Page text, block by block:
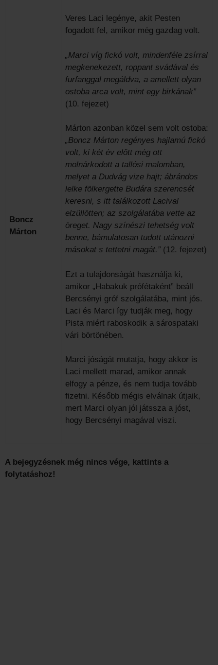
Boncz
Márton
Veres Laci legénye, akit Pesten
fogadott fel, amikor még gazdag volt.
„Marci víg fickó volt, mindenféle zsírral
megkenekezett, roppant svádával és
furfanggal megáldva, a amellett olyan
ostoba arca volt, mint egy birkának”
(10. fejezet)
Márton azonban közel sem volt ostoba:
„Boncz Márton regényes hajlamú fickó
volt, ki két év előtt még ott
molnárkodott a tallósi malomban,
melyet a Dudvág vize hajt; ábrándos
lelke fölkergette Budára szerencsét
keresni, s itt találkozott Lacival
elzüllötten; az szolgálatába vette az
öreget. Nagy színészi tehetség volt
benne, bámulatosan tudott utánozni
másokat s tettetni magát.” (12. fejezet)
Ezt a tulajdonságát használja ki,
amikor „Habakuk prófétaként” beáll
Bercsényi gróf szolgálatába, mint jós.
Laci és Marci így tudják meg, hogy
Pista miért raboskodik a sárospataki
vári börtönében.
Marci jóságát mutatja, hogy akkor is
Laci mellett marad, amikor annak
elfogy a pénze, és nem tudja tovább
fizetni. Később mégis elválnak útjaik,
mert Marci olyan jól játssza a jóst,
hogy Bercsényi magával viszi.
A bejegyzésnek még nincs vége, kattints a
folytatáshoz!